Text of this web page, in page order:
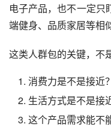
电子产品，也不一定只
端健身、品质家居等相
这类人群包的关键，不
消费力是不是接近？
生活方式是不是接
这个产品需求能